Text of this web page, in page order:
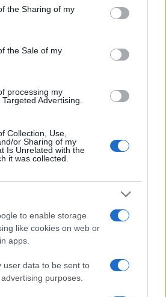
usage behaviour. You may click to
Google and its third-party tags to
specified purposes in below Google
the Sharing of my
the Sale of my
processing my
Advertising.
Collection, Use,
or Sharing of my
Is Unrelated with the
it was collected.
to enable storage
like cookies on web or
apps.
user data to be sent to
purposes.
expectativas para la nueva